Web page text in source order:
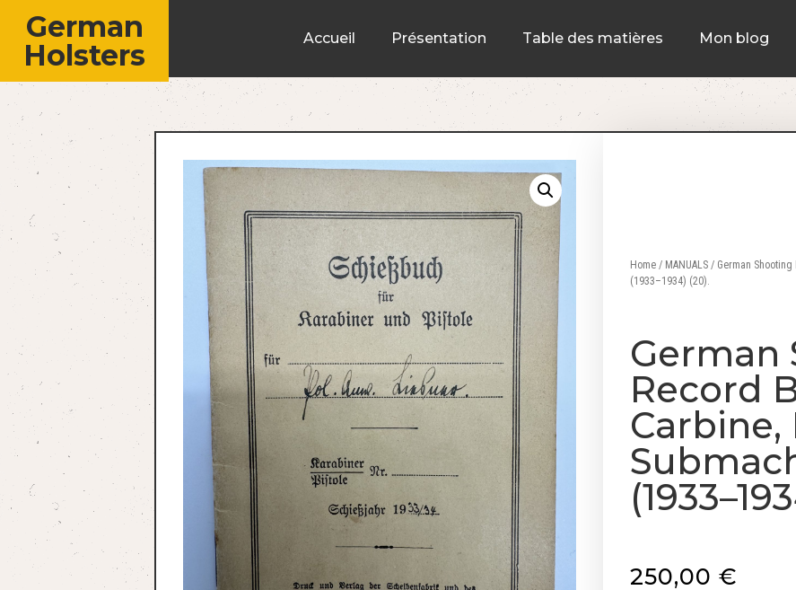
German
Holsters
Accueil Présentation Table des matières Mon blog
Home / MANUALS / German Shooting
(1933–1934) (20).
German
Record
Carbine,
250,00 €